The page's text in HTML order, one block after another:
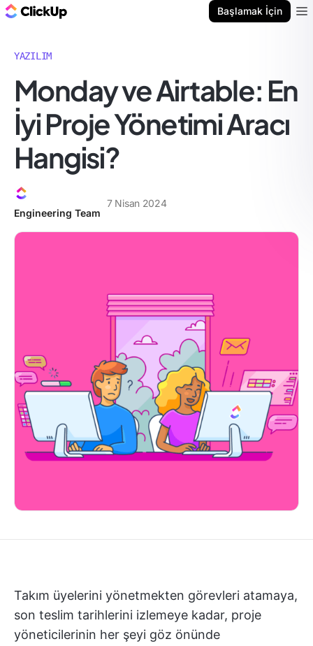
Başlamak İçin
YAZILIM
Monday ve Airtable: En
İyi Proje Yönetimi Aracı
Hangisi?
Engineering Team
7 Nisan 2024
Takım üyelerini yönetmekten görevleri atamaya,
son teslim tarihlerini izlemeye kadar, proje
yöneticilerinin her şeyi göz önünde